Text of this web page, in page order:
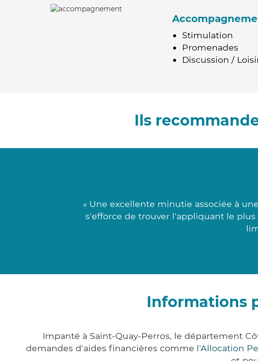
Stimulation
Promenades
Discussion /
Ils
« Une excellente minutie associée à
s'efforce de trouver l'appliquant le
Informations
Impanté à Saint-Quay-Perros, le département
demandes d'aides financières comme l'Allocation